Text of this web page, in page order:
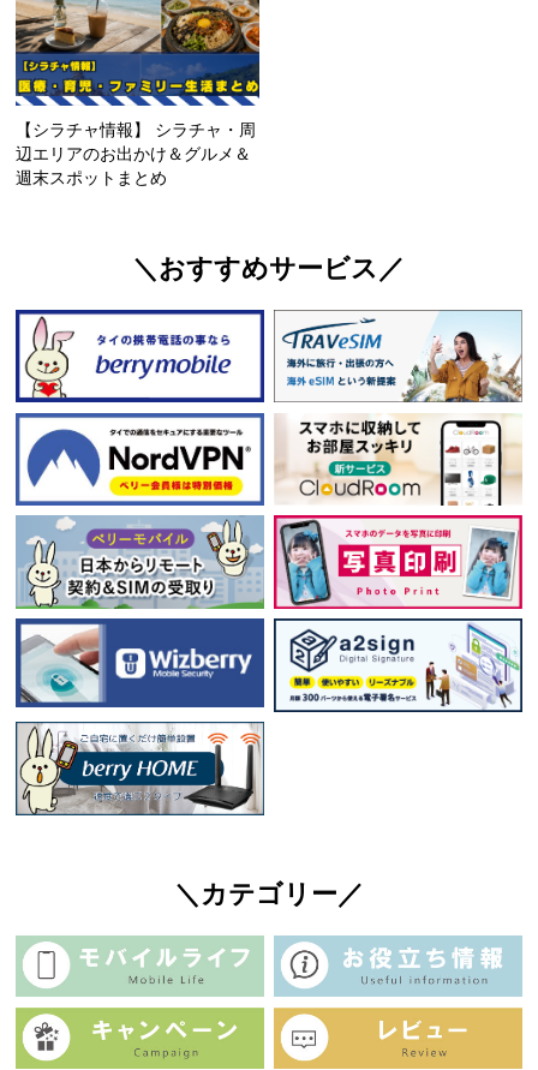
【シラチャ情報】 シラチャ・周
辺エリアのお出かけ＆グルメ＆
週末スポットまとめ
＼おすすめサービス／
＼カテゴリー／